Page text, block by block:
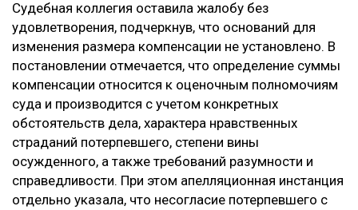
Судебная коллегия оставила жалобу без
удовлетворения, подчеркнув, что оснований для
изменения размера компенсации не установлено. В
постановлении отмечается, что определение суммы
компенсации относится к оценочным полномочиям
суда и производится с учетом конкретных
обстоятельств дела, характера нравственных
страданий потерпевшего, степени вины
осужденного, а также требований разумности и
справедливости. При этом апелляционная инстанция
отдельно указала, что несогласие потерпевшего с